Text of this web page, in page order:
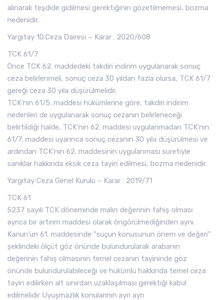
alınarak teşdide gidilmesi gerektiğinin gözetilmemesi, bozma
nedenidir.
Yargıtay 10.Ceza Dairesi – Karar : 2020/608
TCK 61/7
Önce TCK 62. maddedeki takdiri indirim uygulanarak sonuç
ceza belirlenmeli, sonuç ceza 30 yıldan fazla olursa, TCK 61/7
gereği ceza 30 yıla düşürülmelidir.
TCK’nın 61/5. maddesi hükümlerine göre, takdiri indirim
nedenleri de uygulanarak sonuç cezanın belirleneceği
belirtildiği halde, TCK’nın 62. maddesi uygulanmadan TCK’nın
61/7. maddesi uyarınca sonuç cezanın 30 yıla düşürülmesi ve
ardından TCK’nın 62. maddesinin uygulanması suretiyle
sanıklar hakkında eksik ceza tayin edilmesi, bozma nedenidir.
Yargıtay Ceza Genel Kurulu – Karar : 2019/71
TCK 61
5237 sayılı TCK döneminde malın değerinin fahiş olması
ayrıca bir artırım maddesi olarak öngörülmediğinden aynı
Kanun’un 61. maddesinde “suçun konusunun önem ve değeri”
şeklindeki ölçüt göz önünde bulundurularak arabanın
değerinin fahiş olmasının temel cezanın tayininde göz
önünde bulundurulabileceği ve hükümlü hakkında temel ceza
tayin edilirken alt sınırdan uzaklaşılması gerektiği kabul
edilmelidir Uyuşmazlık konularının ayrı ayrı